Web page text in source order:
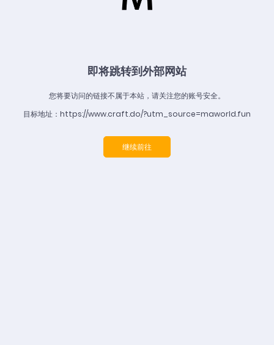
即将跳转到外部网站
您将要访问的链接不属于本站，请关注您的账号安全。
目标地址：https://www.craft.do/?utm_source=maworld.fun
继续前往